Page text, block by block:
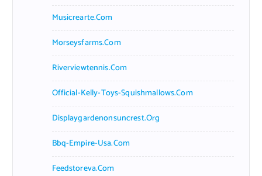
Musicrearte.com
Morseysfarms.com
Riverviewtennis.com
Official-Kelly-Toys-Squishmallows.com
Displaygardenonsuncrest.org
Bbq-Empire-Usa.com
Feedstoreva.com